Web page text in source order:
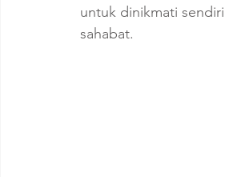
untuk dinikmati
sahabat.